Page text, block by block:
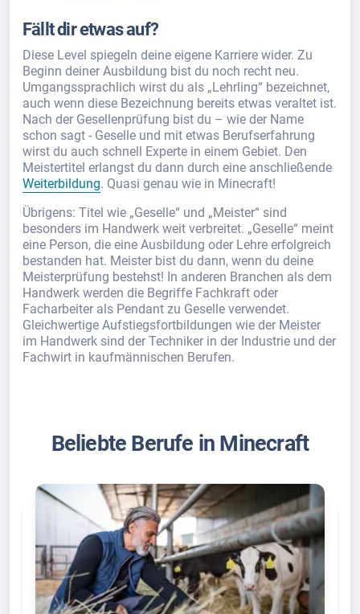
Fällt dir etwas auf?
Diese Level spiegeln deine eigene Karriere wider. Zu
Beginn deiner Ausbildung bist du noch recht neu.
Umgangssprachlich wirst du als „Lehrling“ bezeichnet,
auch wenn diese Bezeichnung bereits etwas veraltet ist.
Nach der Gesellenprüfung bist du – wie der Name
schon sagt - Geselle und mit etwas Berufserfahrung
wirst du auch schnell Experte in einem Gebiet. Den
Meistertitel erlangst du dann durch eine anschließende
Weiterbildung. Quasi genau wie in Minecraft!
Übrigens: Titel wie „Geselle“ und „Meister“ sind
besonders im Handwerk weit verbreitet. „Geselle“ meint
eine Person, die eine Ausbildung oder Lehre erfolgreich
bestanden hat. Meister bist du dann, wenn du deine
Meisterprüfung bestehst! In anderen Branchen als dem
Handwerk werden die Begriffe Fachkraft oder
Facharbeiter als Pendant zu Geselle verwendet.
Gleichwertige Aufstiegsfortbildungen wie der Meister
im Handwerk sind der Techniker in der Industrie und der
Fachwirt in kaufmännischen Berufen.
Beliebte Berufe in Minecraft